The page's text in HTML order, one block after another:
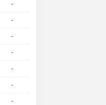
-
-
-
-
-
-
-